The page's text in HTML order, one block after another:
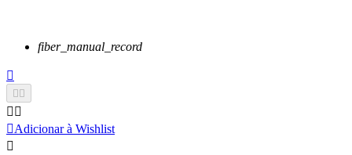
fiber_manual_record


 
Adicionar à Wishlist
